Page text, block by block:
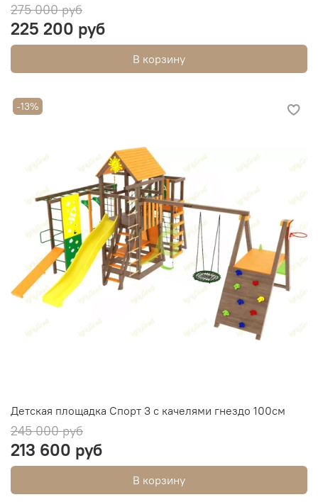
275 000 руб
225 200 руб
В корзину
-13%
Детская площадка Спорт 3 с качелями гнездо 100см
245 000 руб
213 600 руб
В корзину